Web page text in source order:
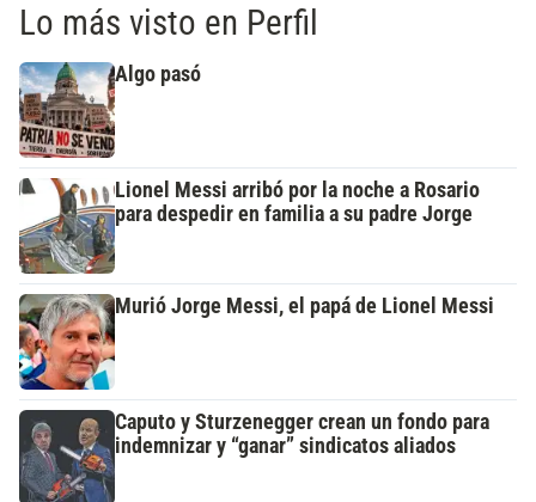
Lo más visto en Perfil
Algo pasó
Lionel Messi arribó por la noche a Rosario
para despedir en familia a su padre Jorge
Murió Jorge Messi, el papá de Lionel Messi
Caputo y Sturzenegger crean un fondo para
indemnizar y “ganar” sindicatos aliados